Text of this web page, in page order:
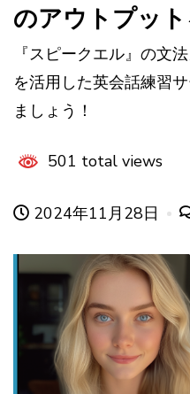
のアウトプット
『スピークエル』の文
を活用した英会話練習
ましょう！
501 total views
2024年11月28日